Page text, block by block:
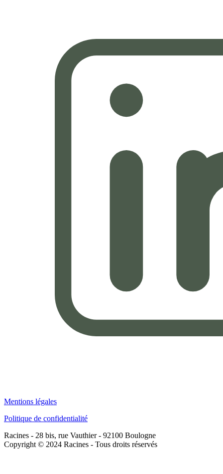
Mentions légales
Politique de confidentialité
Racines - 28 bis, rue Vauthier - 92100 Boulogne
Copyright © 2024 Racines - Tous droits réservés